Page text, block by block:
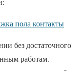
пола контакты
без достаточного
работам.